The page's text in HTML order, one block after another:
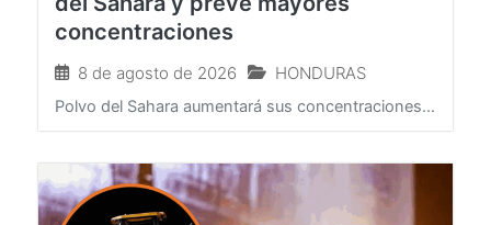
Copeco reporta presencia de polvo
del Sahara y prevé mayores
concentraciones
8 de agosto de 2026 HONDURAS
Polvo del Sahara aumentará sus concentraciones...